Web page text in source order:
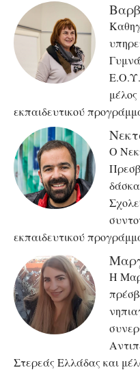
Ε.Ο.Υ.
εκπαιδευτικού
Ο
εκπαιδευτικού
Η
Στερεάς Ελλάδας και